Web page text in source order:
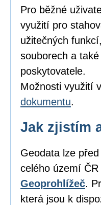
Pro běžné
využití pro
užitečných
souborech a
poskytovatele.
Možnosti využití
dokumentu.
Jak zjistím
Geodata lze
celého území
Geoprohlížeč.
která jsou k